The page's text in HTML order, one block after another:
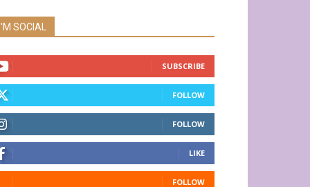
I'M SOCIAL
SUBSCRIBE
FOLLOW
FOLLOW
LIKE
FOLLOW